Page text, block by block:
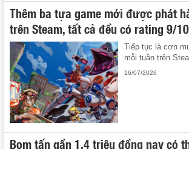
Thêm ba tựa game mới được phát
trên Steam, tất cả đều có rating 9/
Tiếp tục là cơn
mỗi tuần trên
16/07/2026
Bom tấn gần 1,4 triệu đồng nay có